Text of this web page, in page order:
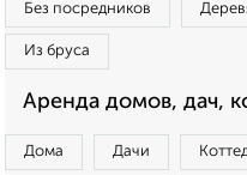
Без посредников
Из бруса
Аренда домов, дач,
Дома Дачи